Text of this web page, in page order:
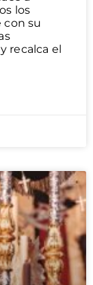
los
con su
recalca el